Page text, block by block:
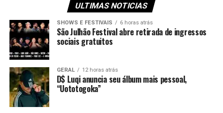
ULTIMAS NOTICIAS
SHOWS E FESTIVAIS 6 horas atrás
São Julhão Festival abre retirada de ingressos
sociais gratuitos
GERAL 12 horas atrás
D$ Luqi anuncia seu álbum mais pessoal,
“Uototogoka”